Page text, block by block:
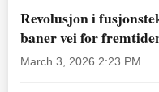
Revolusjon i
baner vei for
March 3, 2026 2:23 PM